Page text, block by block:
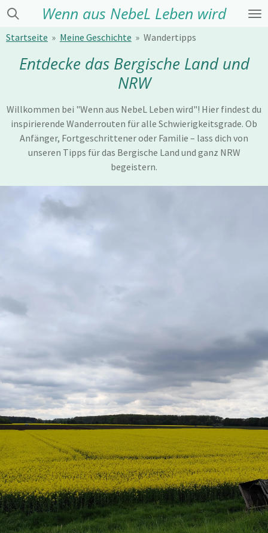
Zum
springen
Wenn aus NebeL Leben wird
Startseite » Meine Geschichte » Wandertipps
Entdecke das Bergische Land und
NRW
Willkommen bei "Wenn aus NebeL Leben wird"! Hier findest du
inspirierende Wanderrouten für alle Schwierigkeitsgrade. Ob
Anfänger, Fortgeschrittener oder Familie – lass dich von
unseren Tipps für das Bergische Land und ganz NRW
begeistern.